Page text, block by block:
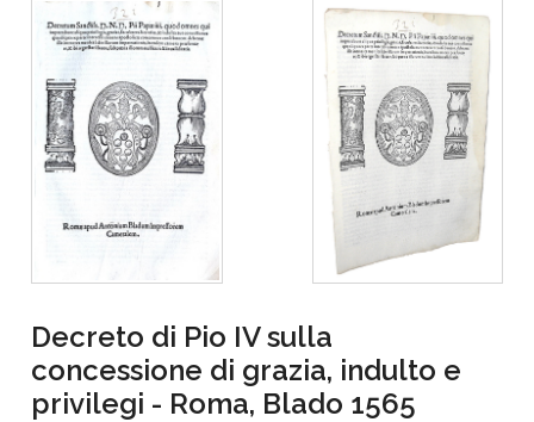
Decreto di Pio IV sulla
concessione di grazia, indulto e
privilegi - Roma, Blado 1565